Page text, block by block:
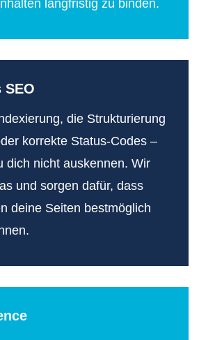
langfristig zu binden.
SEO
die Strukturierung
korrekte Status-Codes –
dich nicht auskennen. Wir
und sorgen dafür, dass
deine Seiten bestmöglich